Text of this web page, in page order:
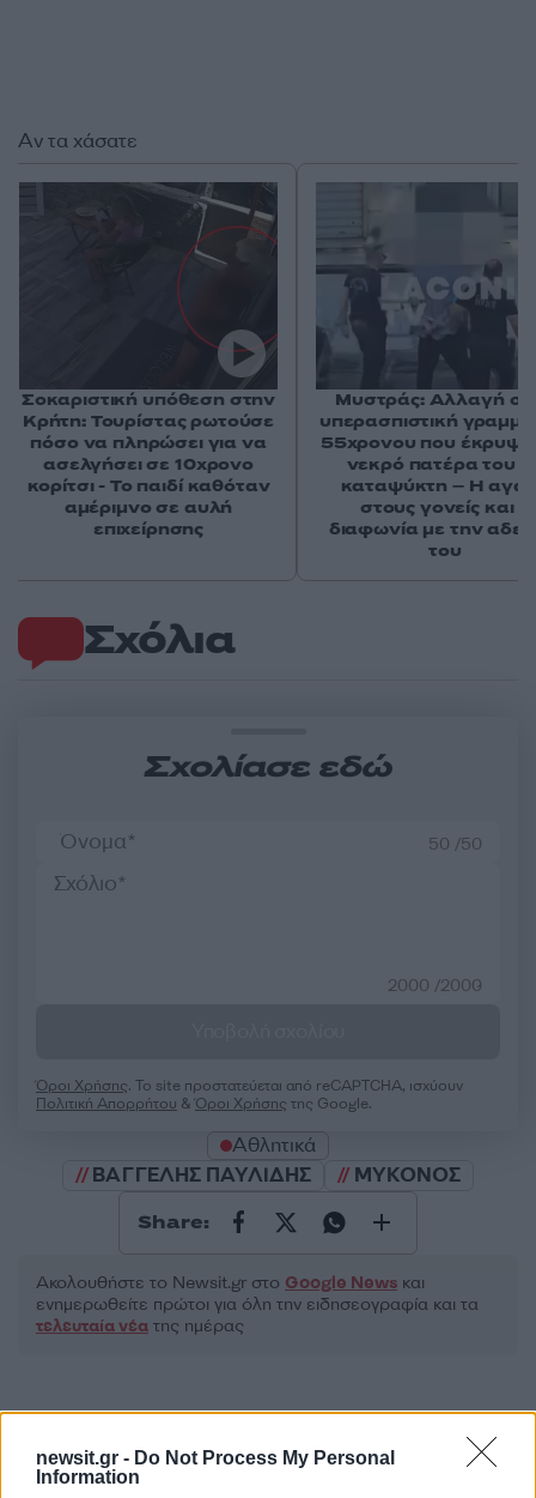
newsit.gr - Do Not Process My Personal
Information
Σχόλια
Σχολίασε εδώ
50 /50
2000 /2000
Όροι Χρήσης. Το site προστατεύεται από reCAPTCHA, ισχύουν
Πολιτική Απορρήτου &Όροι Χρήσης της Google.
Αθλητικά
ΒΑΓΓΕΛΗΣ ΠΑΥΛΙΔΗΣ
ΜΥΚΟΝΟΣ
Share:
Ακολουθήστε το Νewsit.gr στο Google News και
ενημερωθείτε πρώτοι για όλη την ειδησεογραφία και τα
τελευταία νέα της ημέρας
Αν τα χάσατε
Σοκαριστική υπόθεση στην
Κρήτη: Τουρίστας ρωτούσε
πόσο να πληρώσει για να
ασελγήσει σε 10χρονο
κορίτσι - Το παιδί καθόταν
αμέριμνο σε αυλή
επιχείρησης
Μυστράς: Αλλαγή
υπερασπιστική
55χρονου που έκρυψε
νεκρό πατέρα του
καταψύκτη – Η
στους γονείς και η
διαφωνία με την
του
Πιο δημοφιλή